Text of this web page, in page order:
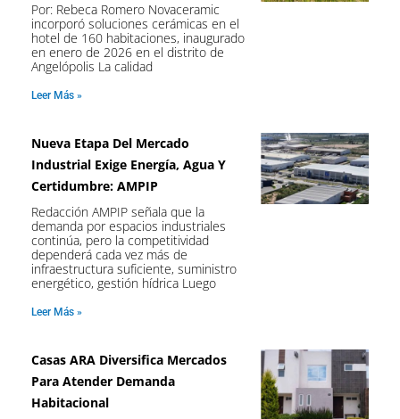
Por: Rebeca Romero Novaceramic
incorporó soluciones cerámicas en el
hotel de 160 habitaciones, inaugurado
en enero de 2026 en el distrito de
Angelópolis La calidad
Leer Más »
Nueva Etapa Del Mercado
Industrial Exige Energía, Agua Y
Certidumbre: AMPIP
Redacción AMPIP señala que la
demanda por espacios industriales
continúa, pero la competitividad
dependerá cada vez más de
infraestructura suficiente, suministro
energético, gestión hídrica Luego
Leer Más »
Casas ARA Diversifica Mercados
Para Atender Demanda
Habitacional